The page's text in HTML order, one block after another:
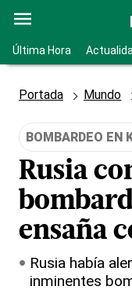
Última Hora
Portada Mundo
BOMBARDEO EN
Rusia
ensaña
Rusia había
inminentes